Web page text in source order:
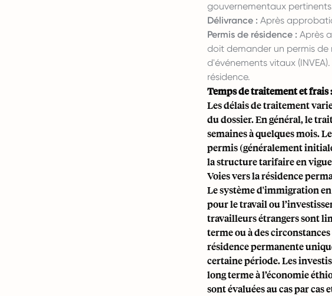
gouvernementaux
Délivrance : Après
Permis de résidence : Après
doit demander un permis
d'événements vitaux
résidence.
Temps de traitement et frais :
Les délais de traitement
du dossier. En général, le
semaines à quelques mois.
permis (généralement
la structure tarifaire en
Voies vers la résidence
Le système d'immigration
pour le travail ou
travailleurs étrangers sont
terme ou à des
résidence permanente
certaine période. Les
long terme à l’économie
sont évaluées au cas par